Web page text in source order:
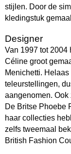
stijlen. Door de
kledingstuk
Designer
Van 1997 tot 2004
Céline groot
Menichetti.
teleurstellingen,
aangenomen.
De Britse Phoebe
haar collecties
zelfs tweemaal
British Fashion